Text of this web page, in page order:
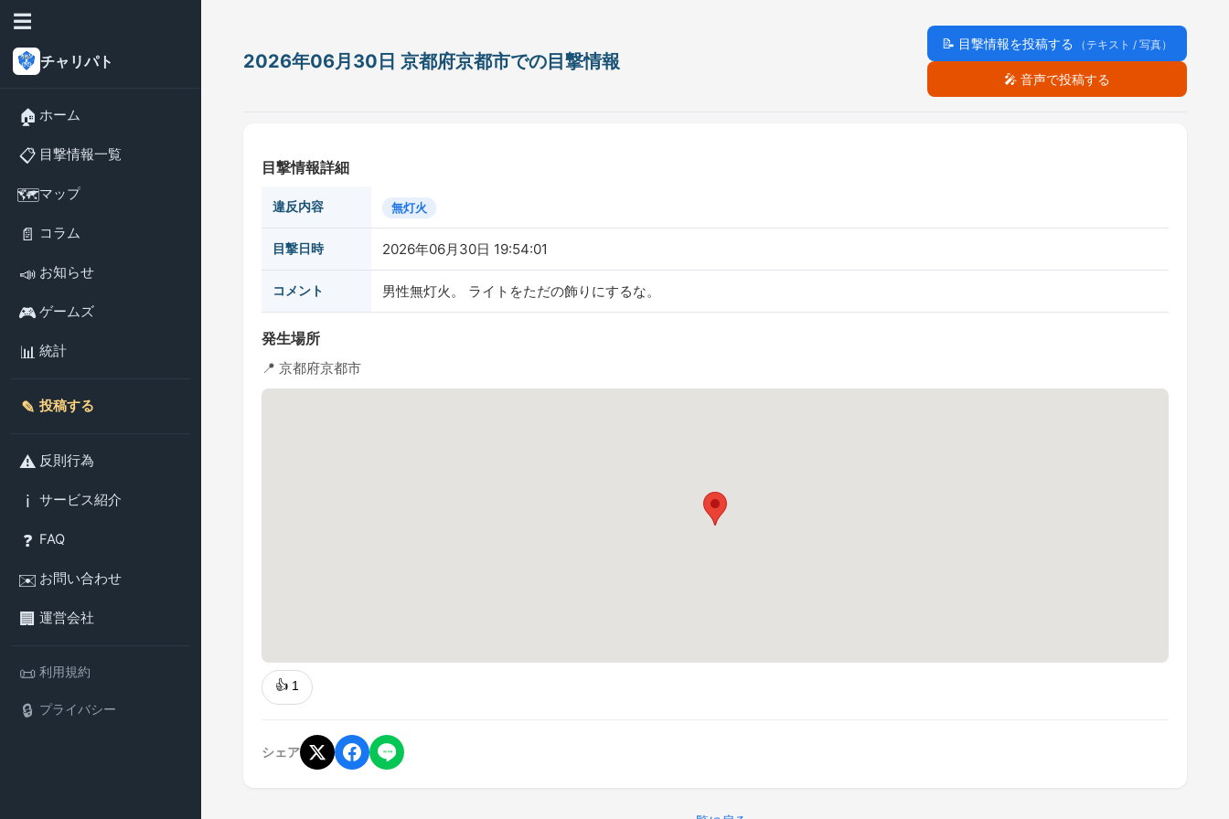
☰
チャリパト
🏠 ホーム
📋 目撃情報一覧
🗺️マップ
📄 コラム
📣 お知らせ
🎮 ゲームズ
📊 統計
✎️ 投稿する
⚠️ 反則行為
ℹ️ サービス紹介
❓ FAQ
✉️ お問い合わせ
🏢 運営会社
📜 利用規約
🔒 プライバシー
2026年06月30日 京都府京都市での目撃情報
📝 目撃情報を投稿する （テキスト / 写真）
🎤 音声で投稿する
目撃情報詳細
違反内容 無灯火
目撃日時 2026年06月30日 19:54:01
コメント 男性無灯火。 ライトをただの飾りにするな。
発生場所
📍 京都府京都市
👍 1
シェア